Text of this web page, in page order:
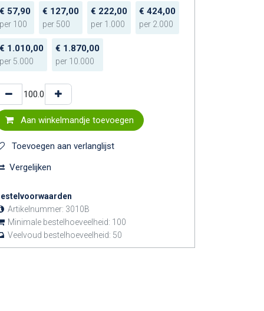
€ 57,90
per 100
€ 127,00
per 500
€ 222,00
per 1.000
€ 424,00
per 2.000
€ 1.010,00
per 5.000
€ 1.870,00
per 10.000
Aan winkelmandje toevoegen
Toevoegen aan verlanglijst
Vergelijken
Artikelnummer: 3010B
Minimale bestelhoeveelheid: 100
Veelvoud bestelhoeveelheid: 50